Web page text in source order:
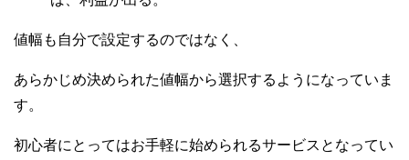
値幅も自分で設定するのではなく、
あらかじめ決められた値幅から選択するようになっていま
す。
初心者にとってはお手軽に始められるサービスとなってい